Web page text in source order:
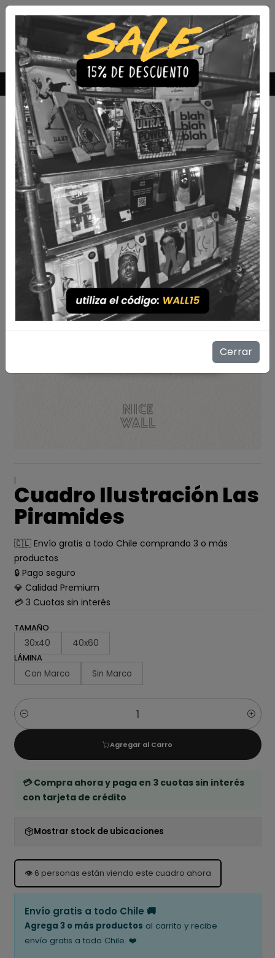
Envío Gratis a todo Chile comprando 3 o más productos
|
Cuadro Ilustración Las
Piramides
🇨🇱 Envío gratis a todo Chile comprando 3 o más
productos
🔒 Pago seguro
💎 Calidad Premium
💳 3 Cuotas sin interés
TAMAÑO
30x40 40x60
LÁMINA
Con Marco Sin Marco
Cantidad
Agregar al Carro
💳 Compra ahora y paga en 3 cuotas sin interés
con tarjeta de crédito
Mostrar stock de ubicaciones
👁️ 6 personas están viendo este cuadro ahora
Envío gratis a todo Chile 🚚
Agrega 3 o más productos al carrito y recibe
envío gratis a todo Chile. ❤️
Cerrar